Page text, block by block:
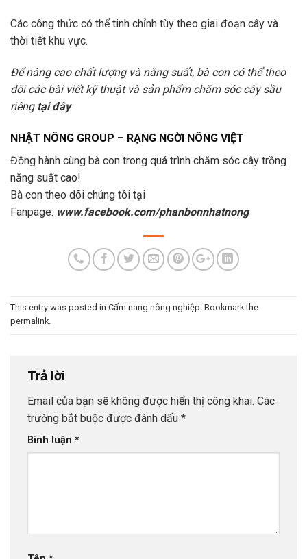
Các công thức có thể tinh chỉnh tùy theo giai đoạn cây và
thời tiết khu vực.
Để nâng cao chất lượng và năng suất, bà con có thể theo
dõi các bài viết kỹ thuật và sản phẩm chăm sóc cây sầu
riêng tại đây
NHẬT NÔNG GROUP – RẠNG NGỜI NÔNG VIỆT
Đồng hành cùng bà con trong quá trình chăm sóc cây trồng
năng suất cao!
Bà con theo dõi chúng tôi tại
Fanpage: www.facebook.com/phanbonnhatnong
This entry was posted in Cẩm nang nông nghiệp. Bookmark the
permalink.
Trả lời
Email của bạn sẽ không được hiển thị công khai. Các
trường bắt buộc được đánh dấu *
Bình luận *